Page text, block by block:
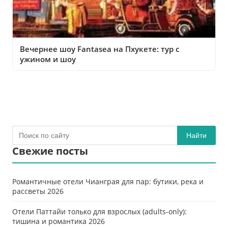
Вечернее шоу Fantasea на Пхукете: тур с
ужином и шоу
Найти
Свежие посты
Романтичные отели Чианграя для пар: бутики, река и
рассветы 2026
Отели Паттайи только для взрослых (adults-only):
тишина и романтика 2026